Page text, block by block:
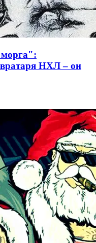
морга":
вратаря НХЛ – он